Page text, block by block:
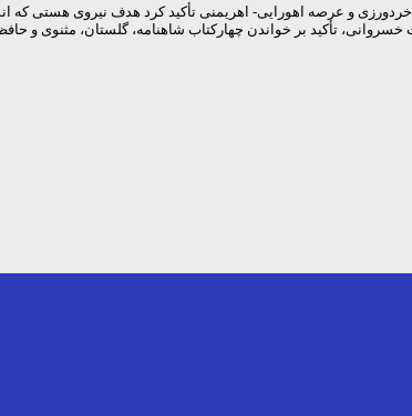
و عرصه اهورایی- اهریمنی تأکید کرد هدف نیروی هستی که
خسروانی، تأکید بر خواندن چهارکتاب شاهنامه، گلستان، مثنوی